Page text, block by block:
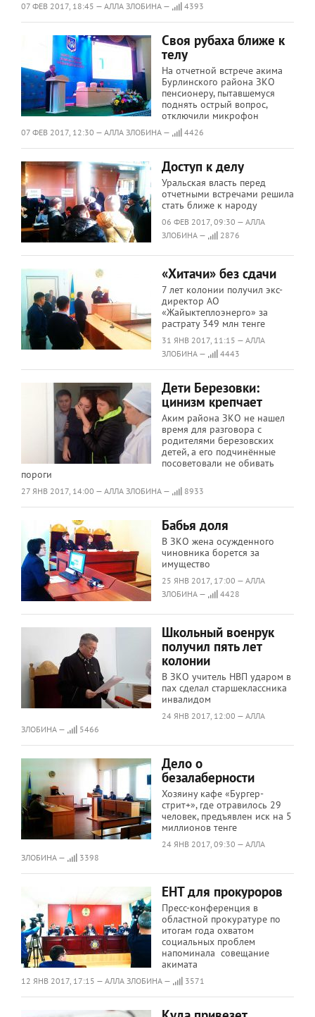
07 ФЕВ 2017, 18:45 — АЛЛА ЗЛОБИНА — 4393
Своя рубаха ближе к
телу
На отчетной встрече акима
Бурлинского района ЗКО
пенсионеру, пытавшемуся
поднять острый вопрос,
отключили микрофон
07 ФЕВ 2017, 12:30 — АЛЛА ЗЛОБИНА — 4426
Доступ к делу
Уральская власть перед
отчетными встречами решила
стать ближе к народу
06 ФЕВ 2017, 09:30 — АЛЛА
ЗЛОБИНА —
2876
«Хитачи» без сдачи
7 лет колонии получил экс-
директор АО
«Жайыктеплоэнерго» за
растрату 349 млн тенге
31 ЯНВ 2017, 11:15 — АЛЛА
ЗЛОБИНА —
4443
Дети Березовки:
цинизм крепчает
Аким района ЗКО не нашел
время для разговора с
родителями березовских
детей, а его подчинённые
посоветовали не обивать
пороги
27 ЯНВ 2017, 14:00 — АЛЛА ЗЛОБИНА — 8933
Бабья доля
В ЗКО жена осужденного
чиновника борется за
имущество
25 ЯНВ 2017, 17:00 — АЛЛА
ЗЛОБИНА —
4428
Школьный военрук
получил пять лет
колонии
В ЗКО учитель НВП ударом в
пах сделал старшеклассника
инвалидом
24 ЯНВ 2017, 12:00 — АЛЛА
ЗЛОБИНА —
5466
Дело о
безалаберности
Хозяину кафе «Бургер-
стрит+», где отравилось 29
человек, предъявлен иск на 5
миллионов тенге
24 ЯНВ 2017, 09:30 — АЛЛА
ЗЛОБИНА —
3398
ЕНТ для прокуроров
Пресс-конференция в
областной прокуратуре по
итогам года охватом
социальных проблем
напоминала совещание
акимата
12 ЯНВ 2017, 17:15 — АЛЛА ЗЛОБИНА — 3571